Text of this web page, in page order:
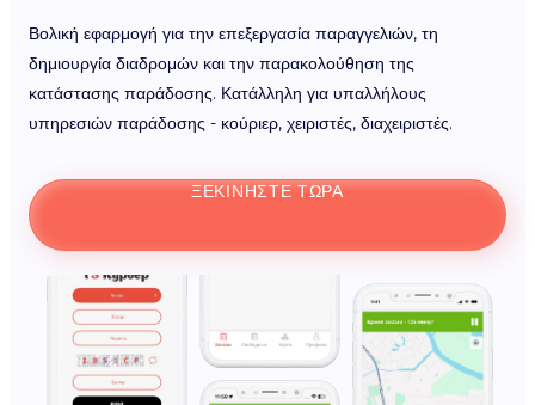
Βολική εφαρμογή για την επεξεργασία παραγγελιών, τη
δημιουργία διαδρομών και την παρακολούθηση της
κατάστασης παράδοσης. Κατάλληλη για υπαλλήλους
υπηρεσιών παράδοσης - κούριερ, χειριστές, διαχειριστές.
ΞΕΚΙΝΉΣΤΕ ΤΏΡΑ